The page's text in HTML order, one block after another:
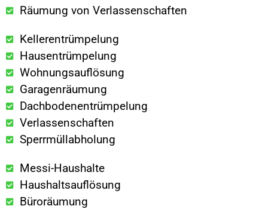
Räumung von Verlassenschaften
Kellerentrümpelung
Hausentrümpelung
Wohnungsauflösung
Garagenräumung
Dachbodenentrümpelung
Verlassenschaften
Sperrmüllabholung
Messi-Haushalte
Haushaltsauflösung
Büroräumung